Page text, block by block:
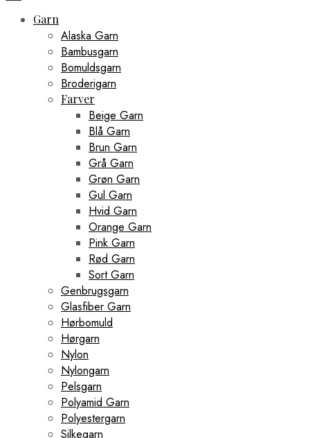
Garn
Alaska Garn
Bambusgarn
Bomuldsgarn
Broderigarn
Farver
Beige Garn
Blå Garn
Brun Garn
Grå Garn
Grøn Garn
Gul Garn
Hvid Garn
Orange Garn
Pink Garn
Rød Garn
Sort Garn
Genbrugsgarn
Glasfiber Garn
Hørbomuld
Hørgarn
Nylon
Nylongarn
Pelsgarn
Polyamid Garn
Polyestergarn
Silkegarn